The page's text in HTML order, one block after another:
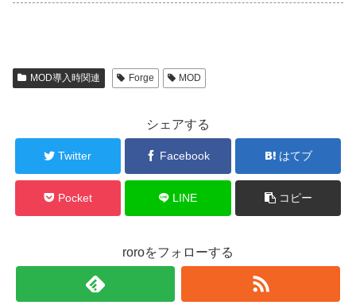
MOD導入時関連 Forge MOD
シェアする
Twitter Facebook はてブ
Pocket LINE コピー
roroをフォローする